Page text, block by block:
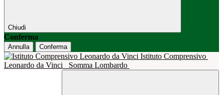
Chiudi
Conferma
Annulla Conferma
Istituto Comprensivo
Leonardo da Vinci
Somma Lombardo